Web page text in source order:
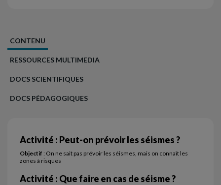
CONTENU
RESSOURCES MULTIMEDIA
DOCS SCIENTIFIQUES
DOCS PÉDAGOGIQUES
Activité : Peut-on prévoir les séismes ?
Objectif : On ne sait pas prévoir les séismes, mais on connaît les
zones à risques
Activité : Que faire en cas de séisme ?